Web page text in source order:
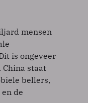
mensen
is ongeveer
China staat
bellers,
de